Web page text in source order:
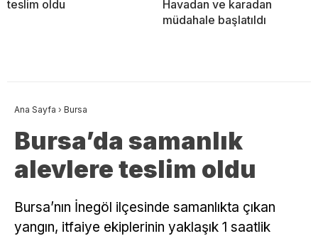
teslim oldu
Havadan ve karadan
müdahale başlatıldı
Ana Sayfa › Bursa
Bursa’da samanlık
alevlere teslim oldu
Bursa’nın İnegöl ilçesinde samanlıkta çıkan
yangın, itfaiye ekiplerinin yaklaşık 1 saatlik